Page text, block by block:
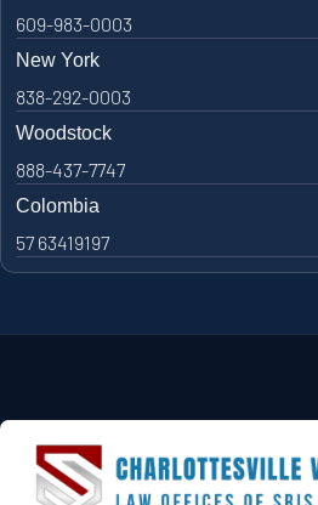
609-983-0003
New York
838-292-0003
Woodstock
888-437-7747
Colombia
57 63419197